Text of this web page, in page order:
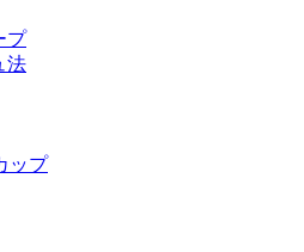
プ
法
ップ